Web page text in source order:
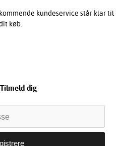
kundeservice står klar til
køb.
dig